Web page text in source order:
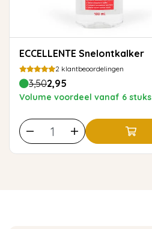
ECCELLENTE Snelontkalker
2 klantbeoordelingen
3,502,95
Volume voordeel vanaf 6 stuks